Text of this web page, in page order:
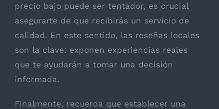
precio bajo puede ser tentador, es crucial
asegurarte de que recibirás un servicio de
calidad. En este sentido, las reseñas locales
son la clave: exponen experiencias reales
que te ayudarán a tomar una decisión
informada.
Finalmente, recuerda que establecer una